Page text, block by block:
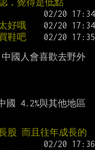
，覺得是低點
好哦
鞋吧
國人會喜歡去野外
國 4.2%與其他地區
股 而且往年成長的